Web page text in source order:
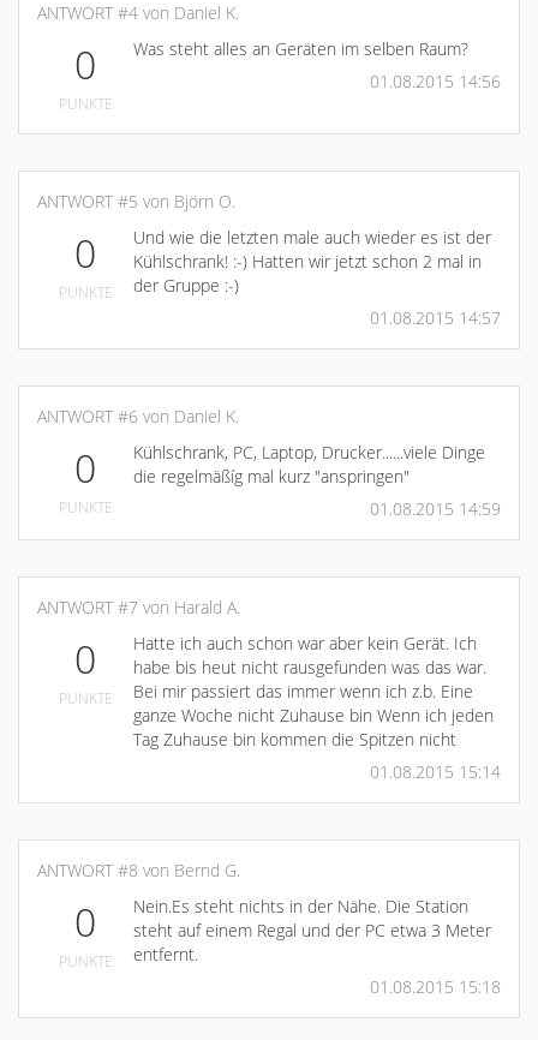
ANTWORT #4 von Daniel K.
0
PUNKTE
Was steht alles an Geräten im selben Raum?
01.08.2015 14:56
ANTWORT #5 von Björn O.
0
PUNKTE
Und wie die letzten male auch wieder es ist der
Kühlschrank! :-) Hatten wir jetzt schon 2 mal in
der Gruppe :-)
01.08.2015 14:57
ANTWORT #6 von Daniel K.
0
PUNKTE
Kühlschrank, PC, Laptop, Drucker......viele Dinge
die regelmäßíg mal kurz "anspringen"
01.08.2015 14:59
ANTWORT #7 von Harald A.
0
PUNKTE
Hatte ich auch schon war aber kein Gerät. Ich
habe bis heut nicht rausgefunden was das war.
Bei mir passiert das immer wenn ich z.b. Eine
ganze Woche nicht Zuhause bin Wenn ich jeden
Tag Zuhause bin kommen die Spitzen nicht
01.08.2015 15:14
ANTWORT #8 von Bernd G.
0
PUNKTE
Nein.Es steht nichts in der Nähe. Die Station
steht auf einem Regal und der PC etwa 3 Meter
entfernt.
01.08.2015 15:18